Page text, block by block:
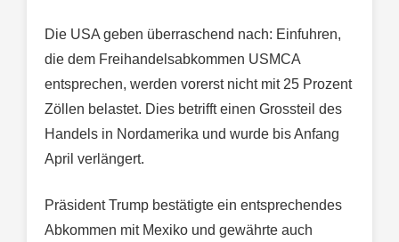
Die USA geben überraschend nach: Einfuhren,
die dem Freihandelsabkommen USMCA
entsprechen, werden vorerst nicht mit 25 Prozent
Zöllen belastet. Dies betrifft einen Grossteil des
Handels in Nordamerika und wurde bis Anfang
April verlängert.
Präsident Trump bestätigte ein entsprechendes
Abkommen mit Mexiko und gewährte auch